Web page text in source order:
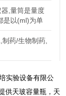
,量筒是量度
是以(ml)为单
药/生物制药,
实验设备有限公
供天玻容量瓶，天